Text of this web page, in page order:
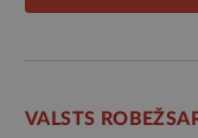
VALSTS